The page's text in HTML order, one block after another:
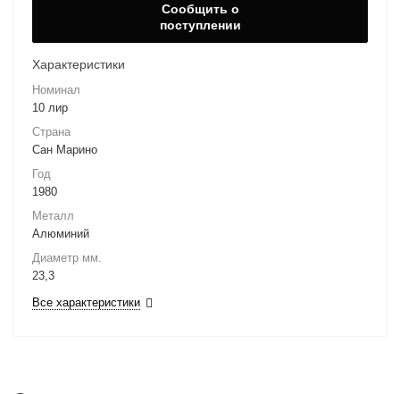
Сообщить о
поступлении
Характеристики
Номинал
10 лир
Страна
Сан Марино
Год
1980
Металл
Алюминий
Диаметр мм.
23,3
Все характеристики